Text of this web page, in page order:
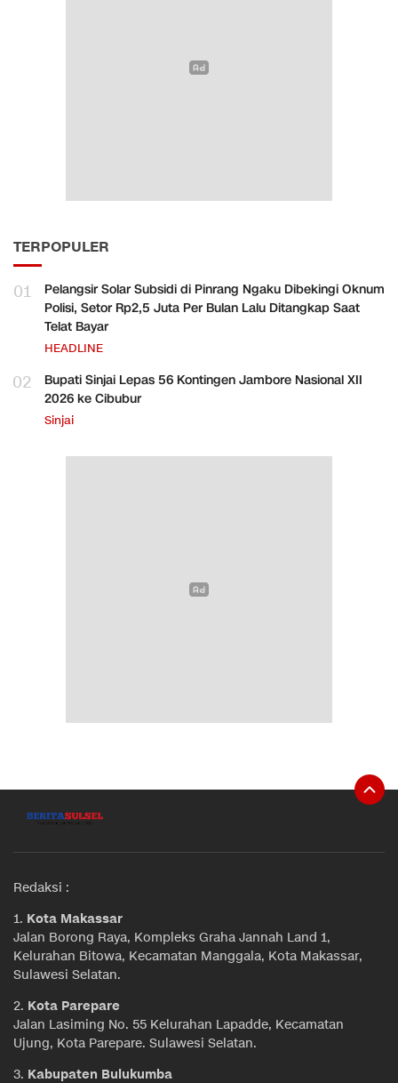
TERPOPULER
01
Pelangsir Solar Subsidi di Pinrang Ngaku Dibekingi Oknum
Polisi, Setor Rp2,5 Juta Per Bulan Lalu Ditangkap Saat
Telat Bayar
HEADLINE
02
Bupati Sinjai Lepas 56 Kontingen Jambore Nasional XII
2026 ke Cibubur
Sinjai
Redaksi :
1. Kota Makassar
Jalan Borong Raya, Kompleks Graha Jannah Land 1,
Kelurahan Bitowa, Kecamatan Manggala, Kota Makassar,
Sulawesi Selatan.
2. Kota Parepare
Jalan Lasiming No. 55 Kelurahan Lapadde, Kecamatan
Ujung, Kota Parepare. Sulawesi Selatan.
3. Kabupaten Bulukumba